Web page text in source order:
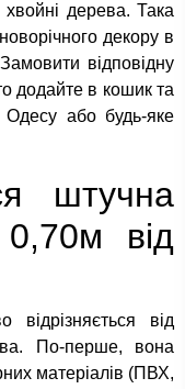
хвойні дерева. Така
декору в
відповідну
додайте в кошик та
Одесу або будь-яке
штучна
0,70м від
відрізняється від
По-перше, вона
матеріалів (ПВХ,